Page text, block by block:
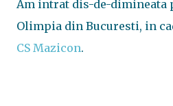
Am intrat dis-de-dimineata
Olimpia din Bucuresti, in
CS Mazicon.